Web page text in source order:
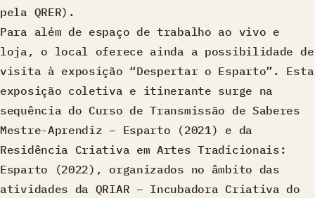
pela QRER).
Para além de espaço de trabalho ao vivo e
loja, o local oferece ainda a possibilidade de
visita à exposição “Despertar o Esparto”. Esta
exposição coletiva e itinerante surge na
sequência do Curso de Transmissão de Saberes
Mestre-Aprendiz – Esparto (2021) e da
Residência Criativa em Artes Tradicionais:
Esparto (2022), organizados no âmbito das
atividades da QRIAR – Incubadora Criativa do